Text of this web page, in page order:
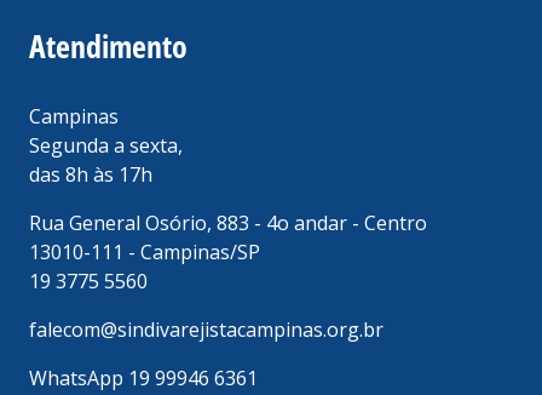
Atendimento
Campinas
Segunda a sexta,
das 8h às 17h
Rua General Osório, 883 - 4o andar - Centro
13010-111 - Campinas/SP
19 3775 5560
falecom@sindivarejistacampinas.org.br
WhatsApp 19 99946 6361